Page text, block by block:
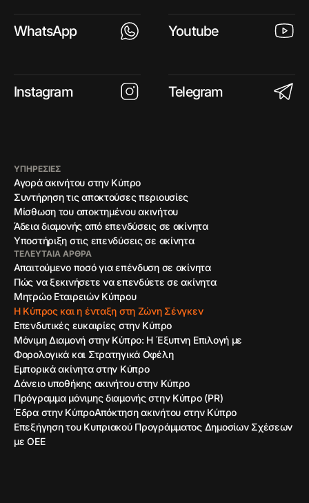
WhatsApp Youtube
Instagram Telegram
ΥΠΗΡΕΣΙΕΣ
Αγορά ακινήτου στην Κύπρο
Συντήρηση τις αποκτούσες περιουσίες
Μίσθωση του αποκτημένου ακινήτου
Άδεια διαμονής από επενδύσεις σε ακίνητα
Υποστήριξη στις επενδύσεις σε ακίνητα
ΤΕΛΕΥΤΑΊΑ ΆΡΘΡΑ
Απαιτούμενο ποσό για επένδυση σε ακίνητα
Πώς να ξεκινήσετε να επενδύετε σε ακίνητα
Μητρώο Εταιρειών Κύπρου
Η Κύπρος και η ένταξη στη Ζώνη Σένγκεν
Επενδυτικές ευκαιρίες στην Κύπρο
Μόνιμη Διαμονή στην Κύπρο: Η Έξυπνη Επιλογή με
Φορολογικά και Στρατηγικά Οφέλη
Εμπορικά ακίνητα στην Κύπρο
Δάνειο υποθήκης ακινήτου στην Κύπρο
Πρόγραμμα μόνιμης διαμονής στην Κύπρο (PR)
Έδρα στην ΚύπροΑπόκτηση ακινήτου στην Κύπρο
Επεξήγηση του Κυπριακού Προγράμματος Δημοσίων Σχέσεων
με ΟΕΕ